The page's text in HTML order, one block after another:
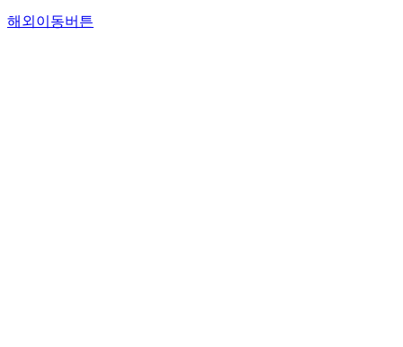
해외이동버튼